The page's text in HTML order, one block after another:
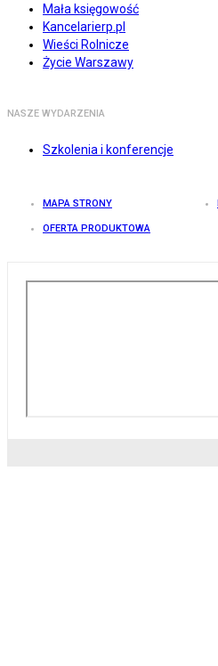
Mała księgowość
Kancelarierp.pl
Wieści Rolnicze
Życie Warszawy
NASZE WYDARZENIA
Szkolenia i konferencje
MAPA STRONY
OFERTA PRODUKTOWA